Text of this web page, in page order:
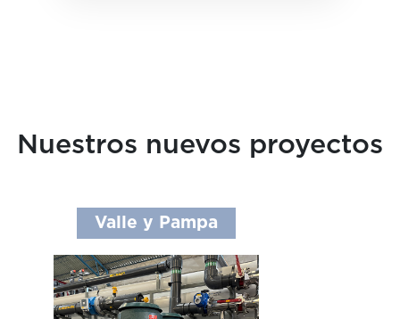
Nuestros nuevos proyectos
Valle y Pampa